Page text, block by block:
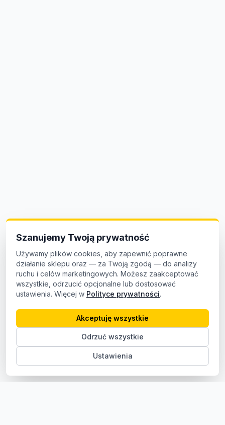
Szanujemy Twoją prywatność
Używamy plików cookies, aby zapewnić poprawne
działanie sklepu oraz — za Twoją zgodą — do analizy
ruchu i celów marketingowych. Możesz zaakceptować
wszystkie, odrzucić opcjonalne lub dostosować
ustawienia. Więcej w Polityce prywatności.
Ustawienia
Odrzuć wszystkie
Akceptuję wszystkie